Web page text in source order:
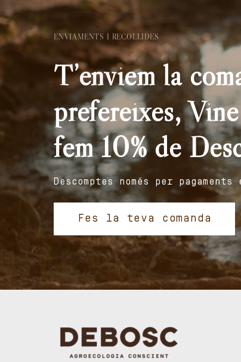
ENVIAMENTS I RECOLLIDES
T’enviem la
prefereixes,
fem 10% de
Descomptes només per
Fes la teva comanda